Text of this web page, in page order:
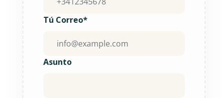
Tú Correo*
Asunto